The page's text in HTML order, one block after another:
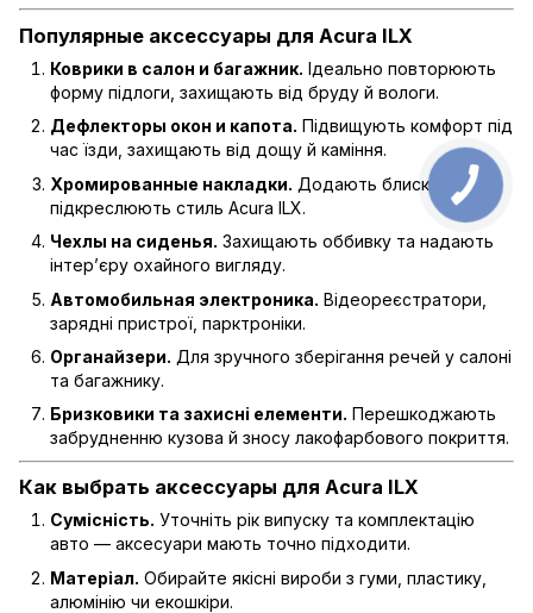
Популярные аксессуары для Acura ILX
Коврики в салон и багажник. Ідеально повторюють
форму підлоги, захищають від бруду й вологи.
Дефлекторы окон и капота. Підвищують комфорт під
час їзди, захищають від дощу й каміння.
Хромированные накладки. Додають блиску та
підкреслюють стиль Acura ILX.
Чехлы на сиденья. Захищають оббивку та надають
інтер’єру охайного вигляду.
Автомобильная электроника. Відеореєстратори,
зарядні пристрої, парктроніки.
Органайзери. Для зручного зберігання речей у салоні
та багажнику.
Бризковики та захисні елементи. Перешкоджають
забрудненню кузова й зносу лакофарбового покриття.
Как выбрать аксессуары для Acura ILX
Сумісність. Уточніть рік випуску та комплектацію
авто — аксесуари мають точно підходити.
Матеріал. Обирайте якісні вироби з гуми, пластику,
алюмінію чи екошкіри.